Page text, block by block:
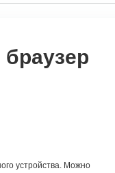
устройства. Можно